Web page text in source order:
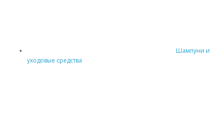
Шампуни и
уходовые средства